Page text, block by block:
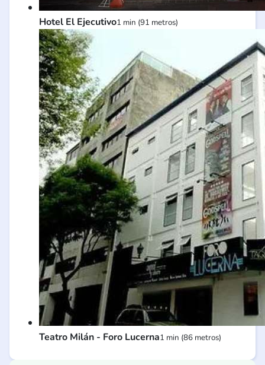
Hotel El Ejecutivo1 min (91 metros)
Teatro Milán - Foro Lucerna1 min (86 metros)